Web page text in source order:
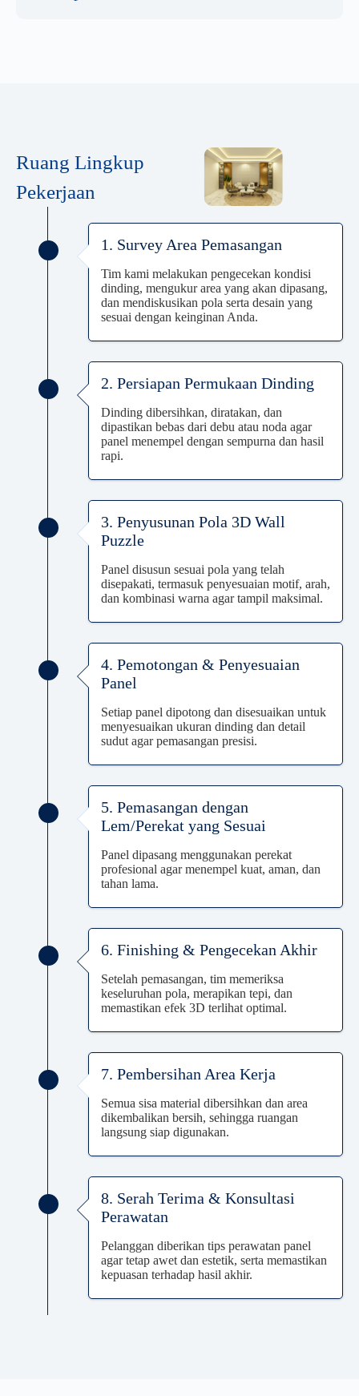
Ruang Lingkup
Pekerjaan
1. Survey Area Pemasangan
Tim kami melakukan pengecekan kondisi
dinding, mengukur area yang akan dipasang,
dan mendiskusikan pola serta desain yang
sesuai dengan keinginan Anda.
2. Persiapan Permukaan Dinding
Dinding dibersihkan, diratakan, dan
dipastikan bebas dari debu atau noda agar
panel menempel dengan sempurna dan hasil
rapi.
3. Penyusunan Pola 3D Wall
Puzzle
Panel disusun sesuai pola yang telah
disepakati, termasuk penyesuaian motif, arah,
dan kombinasi warna agar tampil maksimal.
4. Pemotongan & Penyesuaian
Panel
Setiap panel dipotong dan disesuaikan untuk
menyesuaikan ukuran dinding dan detail
sudut agar pemasangan presisi.
5. Pemasangan dengan
Lem/Perekat yang Sesuai
Panel dipasang menggunakan perekat
profesional agar menempel kuat, aman, dan
tahan lama.
6. Finishing & Pengecekan Akhir
Setelah pemasangan, tim memeriksa
keseluruhan pola, merapikan tepi, dan
memastikan efek 3D terlihat optimal.
7. Pembersihan Area Kerja
Semua sisa material dibersihkan dan area
dikembalikan bersih, sehingga ruangan
langsung siap digunakan.
8. Serah Terima & Konsultasi
Perawatan
Pelanggan diberikan tips perawatan panel
agar tetap awet dan estetik, serta memastikan
kepuasan terhadap hasil akhir.